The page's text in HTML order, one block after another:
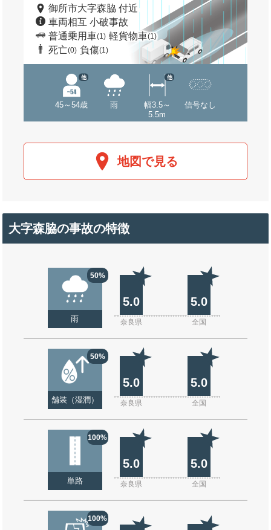
御所市大字森脇 付近
車両相互 小破事故
普通乗用車(1) 軽貨物車(1)
死亡(0) 負傷(1)
45～54歳
他
雨
幅3.5～
5.5m
他
信号なし
地図で見る
大字森脇の事故の特徴
50%
雨
5.0 5.0
奈良県 全国
50%
舗装（湿潤）
5.0 5.0
奈良県 全国
100%
単路
5.0 5.0
奈良県 全国
100%